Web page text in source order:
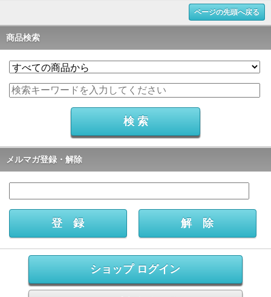
ページの先頭へ戻る
商品検索
メルマガ登録・解除
ショップ ログイン